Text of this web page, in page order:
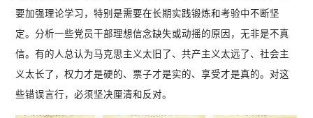
要加强理论学习，特别是需要在长期实践锻炼和考验中不断坚
定。分析一些党员干部理想信念缺失或动摇的原因，无非是不真
信。有的人总认为马克思主义太旧了、共产主义太远了、社会主
义太长了，权力才是硬的、票子才是实的、享受才是真的。对这
些错误言行，必须坚决厘清和反对。